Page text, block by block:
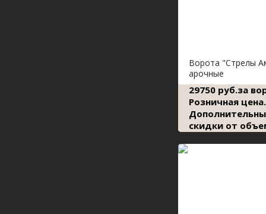
Ворота "Стрелы
арочные
29750 руб.за
Розничная цена.
скидки от